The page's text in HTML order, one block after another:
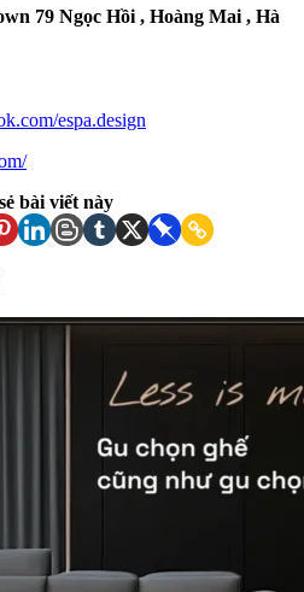
79 Ngọc Hồi , Hoàng Mai , Hà
espa.design
bài viết này